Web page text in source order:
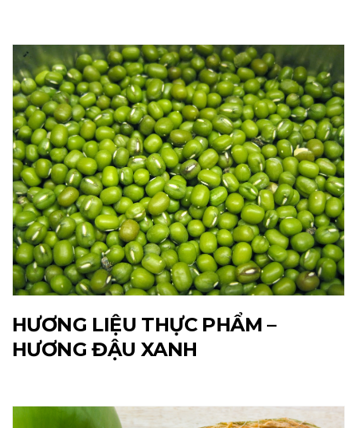
HƯƠNG LIỆU THỰC PHẨM –
HƯƠNG ĐẬU XANH